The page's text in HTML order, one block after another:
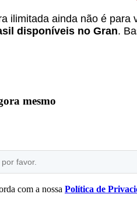
ilimitada ainda não é
disponíveis no Gran.
mesmo
com a nossa Política de